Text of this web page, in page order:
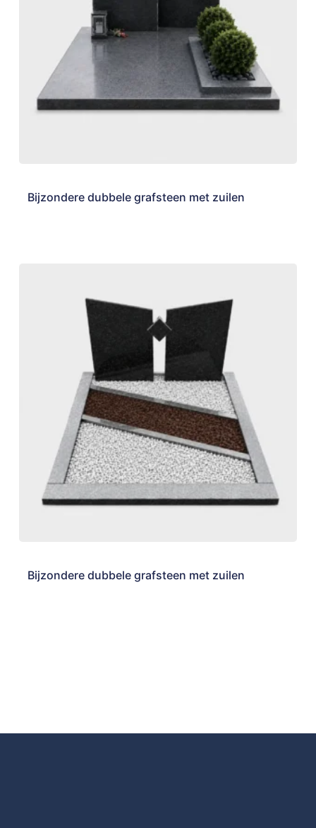
Bijzondere dubbele grafsteen met zuilen
Bijzondere dubbele grafsteen met zuilen